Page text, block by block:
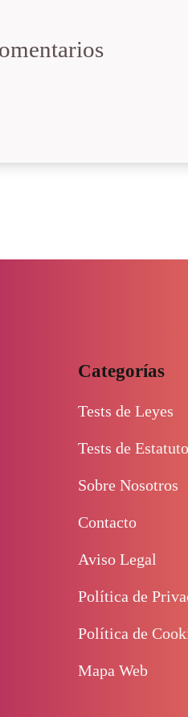
Categorías
Tests de Leyes
Tests de
Sobre Nosotros
Contacto
Aviso Legal
Política de
Política de
Mapa Web